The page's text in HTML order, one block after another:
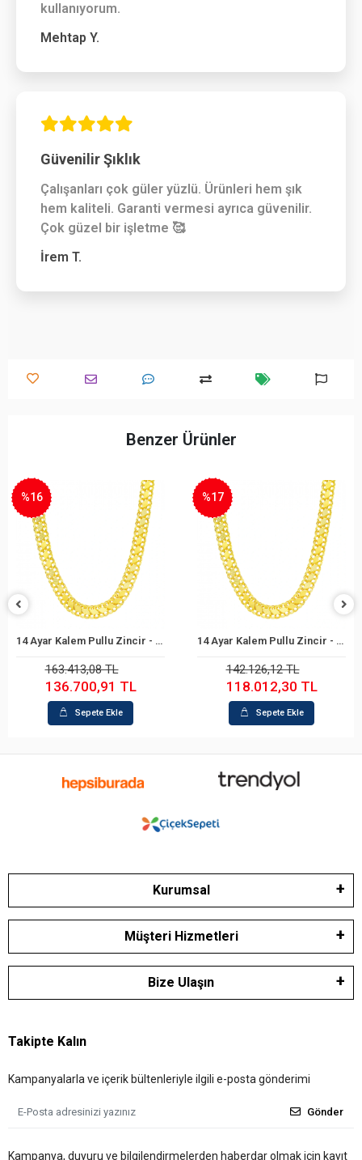
kullanıyorum.
Mehtap Y.
Güvenilir Şıklık
Çalışanları çok güler yüzlü. Ürünleri hem şık
hem kaliteli. Garanti vermesi ayrıca güvenilir.
Çok güzel bir işletme 🥰
İrem T.
Benzer Ürünler
Sepete Ekle
14 Ayar Kalem Pullu Zincir - 65Cm.
%16
163.413,08 TL
136.700,91 TL
Sepete Ekle
Sepete Ekle
14 Ayar Kalem Pullu Zincir - 55Cm.
%17
142.126,12 TL
118.012,30 TL
Sepete Ekle
Kurumsal
Müşteri Hizmetleri
Bize Ulaşın
Takipte Kalın
Kampanyalarla ve içerik bültenleriyle ilgili e-posta gönderimi
Gönder
Kampanya, duyuru ve bilgilendirmelerden haberdar olmak için kayıt